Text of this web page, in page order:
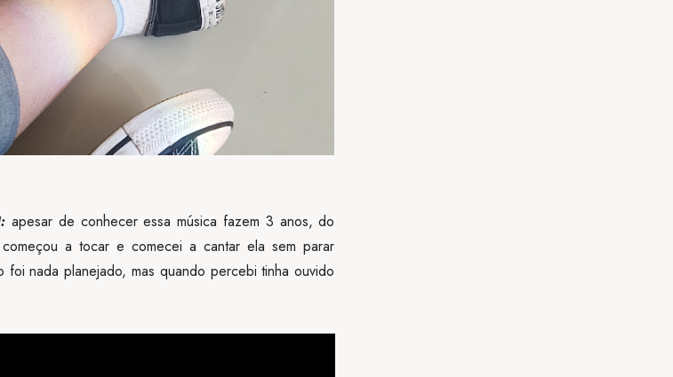
apesar de conhecer essa música fazem 3 anos, do
a tocar e comecei a cantar ela sem parar
nada planejado, mas quando percebi tinha ouvido